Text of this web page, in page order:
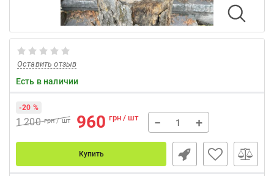
Оставить отзыв
Есть в наличии
1 200 грн / шт 960 грн / шт
-20 %
− +
Купить